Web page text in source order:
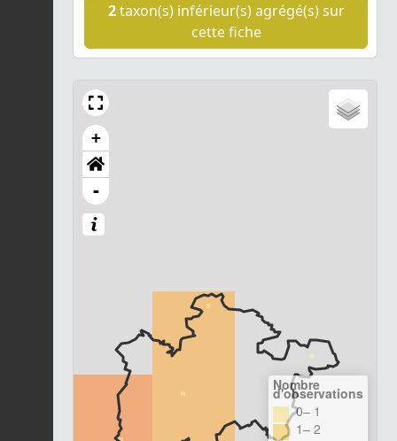
2taxon(s) inférieur(s) agrégé(s) sur
cette fiche
+
-
Nombre
d'observations
0– 1
1– 2